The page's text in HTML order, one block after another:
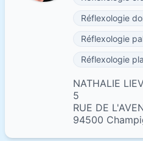
Réflexologie
Réflexologie
Réflexologie
NATHALIE
5
RUE DE
94500